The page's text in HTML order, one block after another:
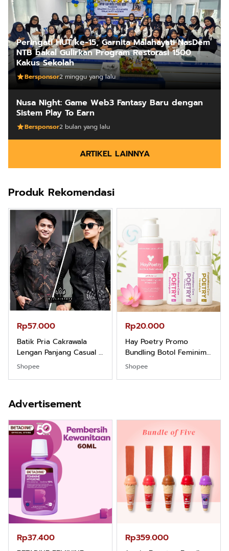
Peringati HUT ke-15, Garnita Malahayati NasDem
NTB bakal Gulirkan Program Restorasi 1500
Kakus Sekolah
Bersponsor2 minggu yang lalu
Nusa Night: Game Web3 Fantasy Baru dengan
Sistem Play To Earn
Bersponsor2 bulan yang lalu
ARTIKEL LAINNYA
Produk Rekomendasi
Rp57.000
Batik Pria Cakrawala
Lengan Panjang Casual -
Kemeja Batik Pria
Santai Slimfit Formal
Shopee
Rp20.000
Hay Poetry Promo
Bundling Botol Feminim
Care Perawatan
Hazelnut
Shopee
Advertisement
Rp37.400 Rp359.000